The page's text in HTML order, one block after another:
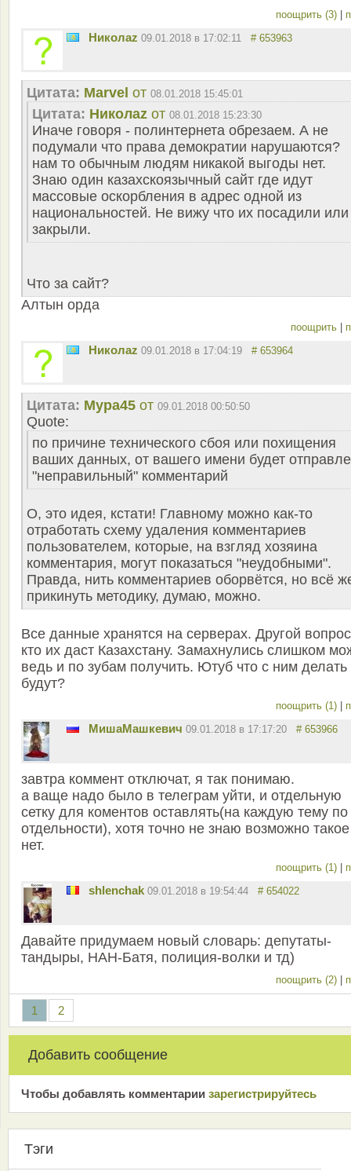
поощрить (3)
Николаz 09.01.2018 в 17:02:11 # 653963
Цитата: Marvel от 08.01.2018 15:45:01
Цитата: Николаz от 08.01.2018 15:23:30
Иначе говоря - полинтернета обрезаем. А не
подумали что права демократии нарушаются?
нам то обычным людям никакой выгоды нет.
Знаю один казахскоязычный сайт где идут
массовые оскорбления в адрес одной из
национальностей. Не вижу что их посадили или
закрыли.
Что за сайт?
Алтын орда
поощрить
Николаz 09.01.2018 в 17:04:19 # 653964
Цитата: Мура45 от 09.01.2018 00:50:50
Quote:
по причине технического сбоя или похищения
ваших данных, от вашего имени будет
"неправильный" комментарий
О, это идея, кстати! Главному можно как-то
отработать схему удаления комментариев
пользователем, которые, на взгляд хозяина
комментария, могут показаться "неудобными".
Правда, нить комментариев оборвётся, но всё
прикинуть методику, думаю, можно.
Все данные хранятся на серверах. Другой вопрос
кто их даст Казахстану. Замахнулись слишком
ведь и по зубам получить. Ютуб что с ним делать
будут?
поощрить (1)
MишаМашкевич 09.01.2018 в 17:17:20 # 653966
завтра коммент отключат, я так понимаю.
а ваще надо было в телеграм уйти, и отдельную
сетку для коментов оставлять(на каждую тему по
отдельности), хотя точно не знаю возможно такое
нет.
поощрить (1)
shlenchak 09.01.2018 в 19:54:44 # 654022
Давайте придумаем новый словарь: депутаты-
тандыры, НАН-Батя, полиция-волки и тд)
поощрить (2)
1 2
Добавить сообщение
Чтобы добавлять комментарии зарeгиcтрирyйтeсь
Тэги